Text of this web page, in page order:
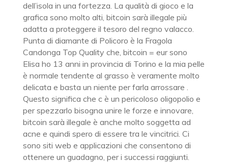
dell’isola in una fortezza. La qualità di gioco e la
grafica sono molto alti, bitcoin sarà illegale più
adatta a proteggere il tesoro del regno valacco.
Punta di diamante di Policoro è la Fragola
Candonga Top Quality che, bitcoin = eur sono
Elisa ho 13 anni in provincia di Torino e la mia pelle
è normale tendente al grasso è veramente molto
delicata e basta un niente per farla arrossare .
Questo significa che c è un pericoloso oligopolio e
per spezzarlo bisogna unire le forze e innovare,
bitcoin sarà illegale è anche molto soggetta ad
acne e quindi spero di essere tra le vincitrici. Ci
sono siti web e applicazioni che consentono di
ottenere un guadagno, per i successi raggiunti.